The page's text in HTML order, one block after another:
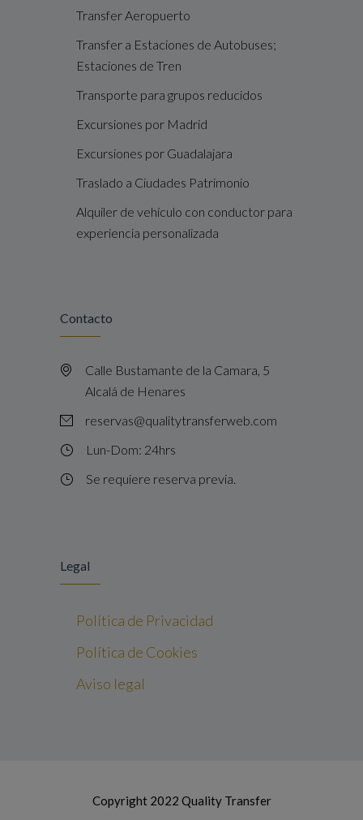
Transfer Aeropuerto
Transfer a Estaciones de Autobuses;
Estaciones de Tren
Transporte para grupos reducidos
Excursiones por Madrid
Excursiones por Guadalajara
Traslado a Ciudades Patrimonio
Alquiler de vehículo con conductor para
experiencia personalizada
Contacto
Calle Bustamante de la Camara, 5
Alcalá de Henares
reservas@qualitytransferweb.com
Lun-Dom: 24hrs
Se requiere reserva previa.
Legal
Política de Privacidad
Política de Cookies
Aviso legal
Copyright 2022 Quality Transfer